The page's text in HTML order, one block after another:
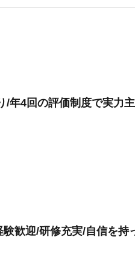
年4回の評価制度で実力
歓迎/研修充実/自信を持